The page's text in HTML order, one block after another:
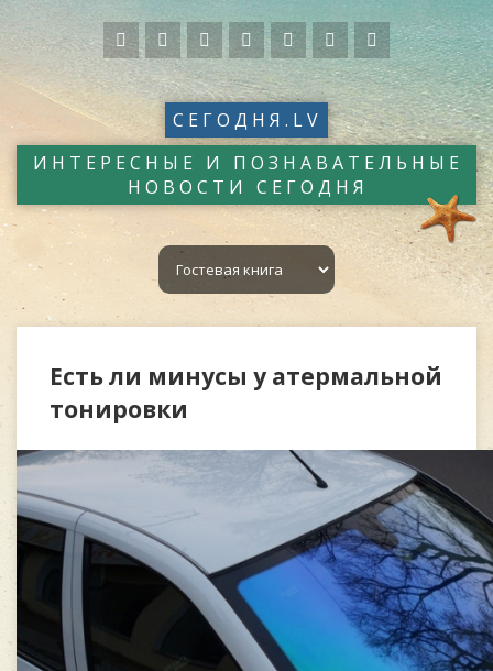
СЕГОДНЯ.LV
ИНТЕРЕСНЫЕ И ПОЗНАВАТЕЛЬНЫЕ
НОВОСТИ СЕГОДНЯ
Есть ли минусы у атермальной
тонировки